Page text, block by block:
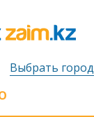
Выбрать город